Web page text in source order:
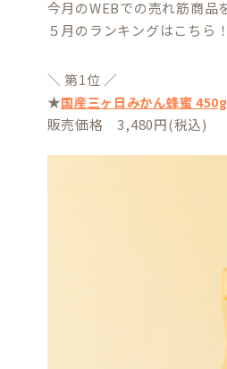
今月のWEBでの売れ筋商品
５月のランキングはこちら！
＼ 第1位 ／
★国産三ヶ日みかん蜂蜜
販売価格 3,480円(税込)